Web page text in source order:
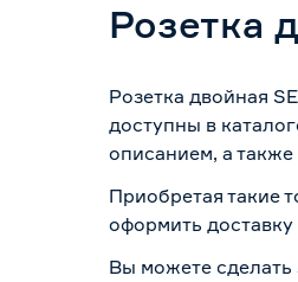
Розетка
Розетка двойная
доступны в
описанием, а
Приобретая такие
оформить
Вы можете сделать